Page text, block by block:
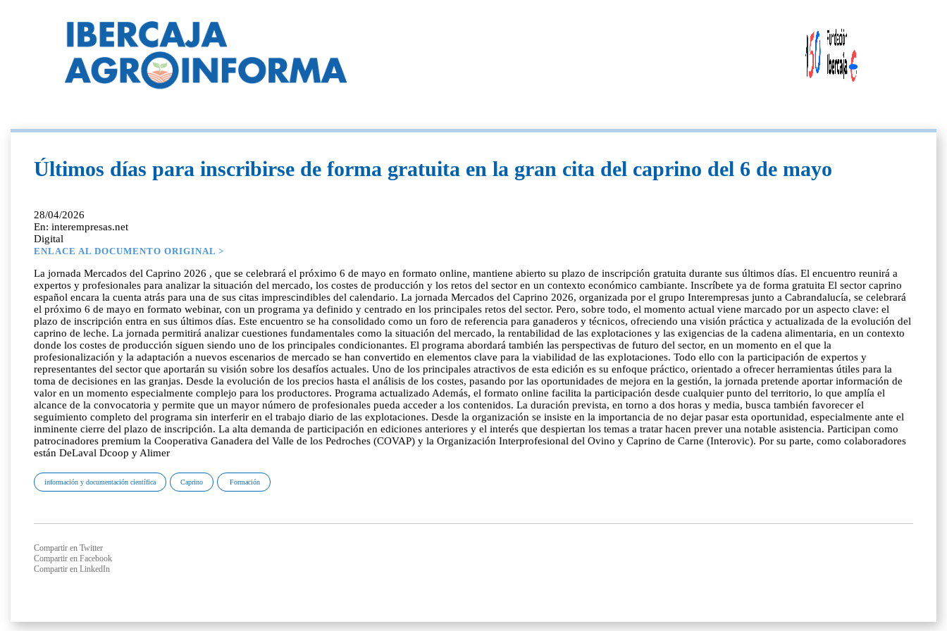
Últimos días para inscribirse de forma gratuita en la gran cita del caprino del 6 de mayo
28/04/2026
En: interempresas.net
Digital
ENLACE AL DOCUMENTO ORIGINAL >
La jornada Mercados del Caprino 2026 , que se celebrará el próximo 6 de mayo en formato online, mantiene abierto su plazo de inscripción gratuita durante sus últimos días. El encuentro reunirá a
expertos y profesionales para analizar la situación del mercado, los costes de producción y los retos del sector en un contexto económico cambiante. Inscríbete ya de forma gratuita El sector caprino
español encara la cuenta atrás para una de sus citas imprescindibles del calendario. La jornada Mercados del Caprino 2026, organizada por el grupo Interempresas junto a Cabrandalucía, se celebrará
el próximo 6 de mayo en formato webinar, con un programa ya definido y centrado en los principales retos del sector. Pero, sobre todo, el momento actual viene marcado por un aspecto clave: el
plazo de inscripción entra en sus últimos días. Este encuentro se ha consolidado como un foro de referencia para ganaderos y técnicos, ofreciendo una visión práctica y actualizada de la evolución del
caprino de leche. La jornada permitirá analizar cuestiones fundamentales como la situación del mercado, la rentabilidad de las explotaciones y las exigencias de la cadena alimentaria, en un contexto
donde los costes de producción siguen siendo uno de los principales condicionantes. El programa abordará también las perspectivas de futuro del sector, en un momento en el que la
profesionalización y la adaptación a nuevos escenarios de mercado se han convertido en elementos clave para la viabilidad de las explotaciones. Todo ello con la participación de expertos y
representantes del sector que aportarán su visión sobre los desafíos actuales. Uno de los principales atractivos de esta edición es su enfoque práctico, orientado a ofrecer herramientas útiles para la
toma de decisiones en las granjas. Desde la evolución de los precios hasta el análisis de los costes, pasando por las oportunidades de mejora en la gestión, la jornada pretende aportar información de
valor en un momento especialmente complejo para los productores. Programa actualizado Además, el formato online facilita la participación desde cualquier punto del territorio, lo que amplía el
alcance de la convocatoria y permite que un mayor número de profesionales pueda acceder a los contenidos. La duración prevista, en torno a dos horas y media, busca también favorecer el
seguimiento completo del programa sin interferir en el trabajo diario de las explotaciones. Desde la organización se insiste en la importancia de no dejar pasar esta oportunidad, especialmente ante el
inminente cierre del plazo de inscripción. La alta demanda de participación en ediciones anteriores y el interés que despiertan los temas a tratar hacen prever una notable asistencia. Participan como
patrocinadores premium la Cooperativa Ganadera del Valle de los Pedroches (COVAP) y la Organización Interprofesional del Ovino y Caprino de Carne (Interovic). Por su parte, como colaboradores
están DeLaval Dcoop y Alimer
información y documentación científica Caprino Formación
Compartir en Twitter
Compartir en Facebook
Compartir en LinkedIn